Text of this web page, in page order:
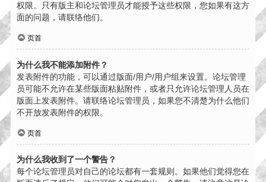
权限。只有版主和论坛管理员才能授予这些权限，您如果有这方
面的问题，请联络他们。
页首
为什么我不能添加附件？
发表附件的功能，可以通过版面/用户/用户组来设置。论坛管理
员可能不允许在某些版面粘贴附件，或者只允许论坛管理人员在
版面上发表附件。请联络论坛管理员，如果您不清楚为什么他们
不开放发表附件的权限。
页首
为什么我收到了一个警告？
每个论坛管理员对自己的论坛都有一套规则。如果他们觉得您在